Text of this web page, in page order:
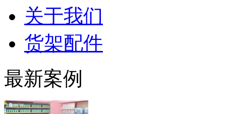
关于我们
货架配件
最新案例